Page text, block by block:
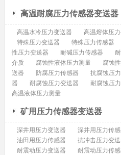
高温耐腐压力传感器变送器
高温水冷压力变送器 高温熔体压
特殊压力变送器
特殊压力传感器
性压力变送器
耐碱压力传感器
介质
腐蚀性液体压力测量 腐蚀
送器
防腐压力传感器 抗腐蚀压
器
耐腐蚀压力变送器 耐腐蚀压
高温液体压力测量
矿用压力传感器变送器
深井用压力变送器 深井用压力传
油田用压力传感器
抗冲击压力变
耐震动压力变送器
耐震动压力传